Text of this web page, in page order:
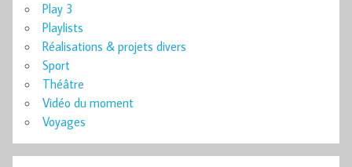
Play 3
Playlists
Réalisations & projets divers
Sport
Théâtre
Vidéo du moment
Voyages